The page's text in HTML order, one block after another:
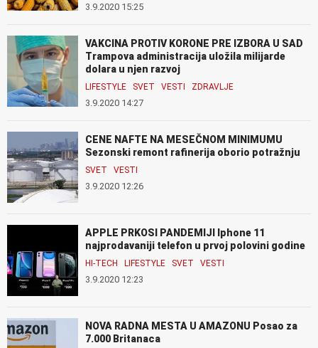
3.9.2020 15:25
VAKCINA PROTIV KORONE PRE IZBORA U SAD
Trampova administracija uložila milijarde
dolara u njen razvoj
LIFESTYLE SVET VESTI ZDRAVLJE
3.9.2020 14:27
CENE NAFTE NA MESEČNOM MINIMUMU
Sezonski remont rafinerija oborio potražnju
SVET VESTI
3.9.2020 12:26
APPLE PRKOSI PANDEMIJI Iphone 11
najprodavaniji telefon u prvoj polovini godine
HI-TECH LIFESTYLE SVET VESTI
3.9.2020 12:23
NOVA RADNA MESTA U AMAZONU Posao za
7.000 Britanaca